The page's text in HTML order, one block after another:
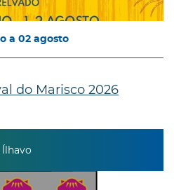
a 02 agosto
do Marisco 2026
Ílhavo